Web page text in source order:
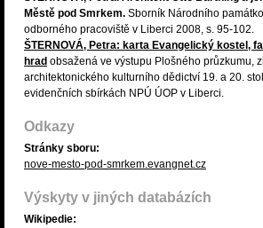
Městě pod Smrkem. Sborník Národního
odborného pracoviště v Liberci 2008, s. 95-102.
ŠTERNOVÁ, Petra: karta Evangelický kostel,
hrad obsažená ve výstupu Plošného průzkumu,
architektonického kulturního dědictví 19. a 20.
evidenčních sbírkách NPÚ ÚOP v Liberci.
Odkazy
Stránky sboru:
nove-mesto-pod-smrkem.evangnet.cz
Výskyty v jiných databázích
Wikipedie: